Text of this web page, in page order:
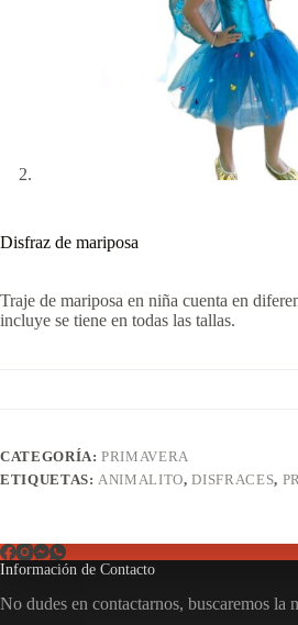
Disfraz de mariposa
Traje de mariposa en niña cuenta en
incluye se tiene en todas las tallas.
CATEGORÍA:PRIMAVERA
ETIQUETAS:ANIMALITO,DISFRACES,
Información de Contacto
No dudes en contactarnos, buscaremos la